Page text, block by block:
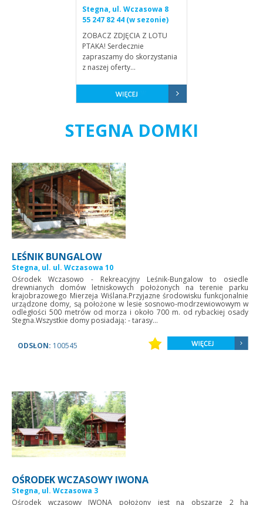
Stegna, ul. Wczasowa 8
55 247 82 44 (w sezonie)
ZOBACZ ZDJĘCIA Z LOTU
PTAKA! Serdecznie
zapraszamy do skorzystania
z naszej oferty...
STEGNA DOMKI
LEŚNIK BUNGALOW
Stegna, ul. ul. Wczasowa 10
Ośrodek Wczasowo - Rekreacyjny Leśnik-Bungalow to osiedle
drewnianych domów letniskowych położonych na terenie parku
krajobrazowego Mierzeja Wiślana.Przyjazne środowisku funkcjonalnie
urządzone domy, są położone w lesie sosnowo-modrzewiowowym w
odległości 500 metrów od morza i około 700 m. od rybackiej osady
Stegna.Wszystkie domy posiadają: - tarasy...
ODSŁON: 100545
OŚRODEK WCZASOWY IWONA
Stegna, ul. Wczasowa 3
Ośrodek wczasowy IWONA położony jest na obszarze 2 ha